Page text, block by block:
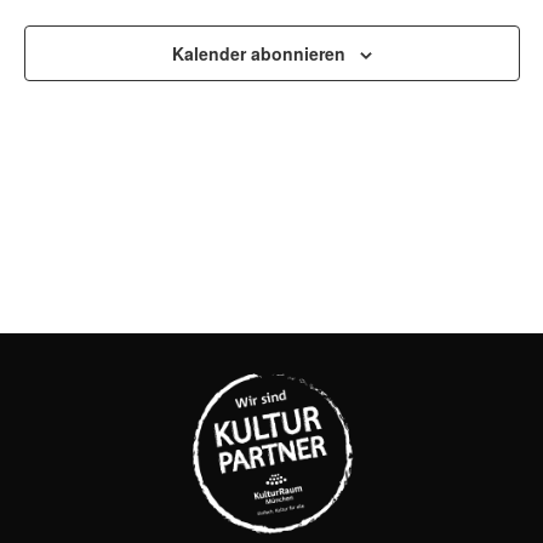
UND
Kalender abonnieren